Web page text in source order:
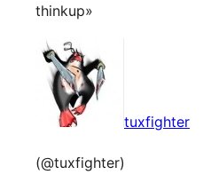
thinkup»
tuxfighter
(@tuxfighter)